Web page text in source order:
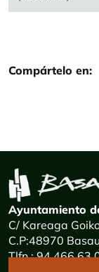
Compártelo en:
Ayuntamiento
C/ Kareaga
C.P:48970
Tlfn.: 94 466 63